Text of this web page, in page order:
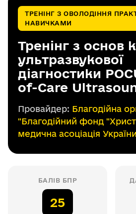
ТРЕНІНГ З ОВОЛОДІННЯ
НАВИЧКАМИ
Тренінг з основ
ультразвукової
діагностики
of-Care
Провайдер: Благодійна
"Благодійний фонд
медична асоціація
БАЛІВ БПР
25